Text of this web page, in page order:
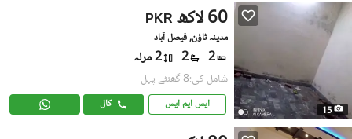
15
PKR 60 لاکھ
مدینہ ٹاؤن, فیصل آباد
2
2 2 مرلہ
شامل کی:8 گھنٹے پہل
ایس ایم ایس کال